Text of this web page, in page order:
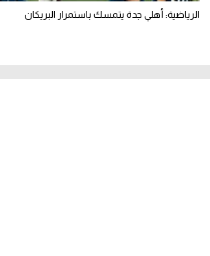
الرياضية: أهلي جدة يتمسك باستمرار البريكان